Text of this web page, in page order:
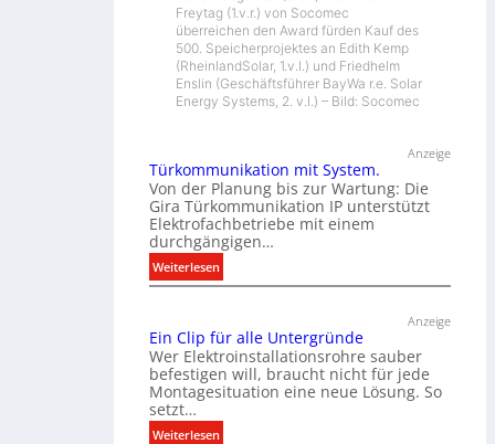
Freytag (1.v.r.) von Socomec
überreichen den Award fürden Kauf des
500. Speicherprojektes an Edith Kemp
(RheinlandSolar, 1.v.l.) und Friedhelm
Enslin (Geschäftsführer BayWa r.e. Solar
Energy Systems, 2. v.l.) – Bild: Socomec
Anzeige
Türkommunikation mit System.
Von der Planung bis zur Wartung: Die
Gira Türkommunikation IP unterstützt
Elektrofachbetriebe mit einem
durchgängigen…
Weiterlesen:
T
r
k
o
m
u
Anzeige
Ein Clip für alle Untergründe
Wer Elektroinstallationsrohre sauber
befestigen will, braucht nicht für jede
Montagesituation eine neue Lösung. So
setzt…
Weiterlesen: